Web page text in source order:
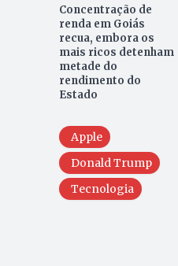
Concentração de
renda em Goiás
recua, embora os
mais ricos detenham
metade do
rendimento do
Estado
Apple
Donald Trump
Tecnologia